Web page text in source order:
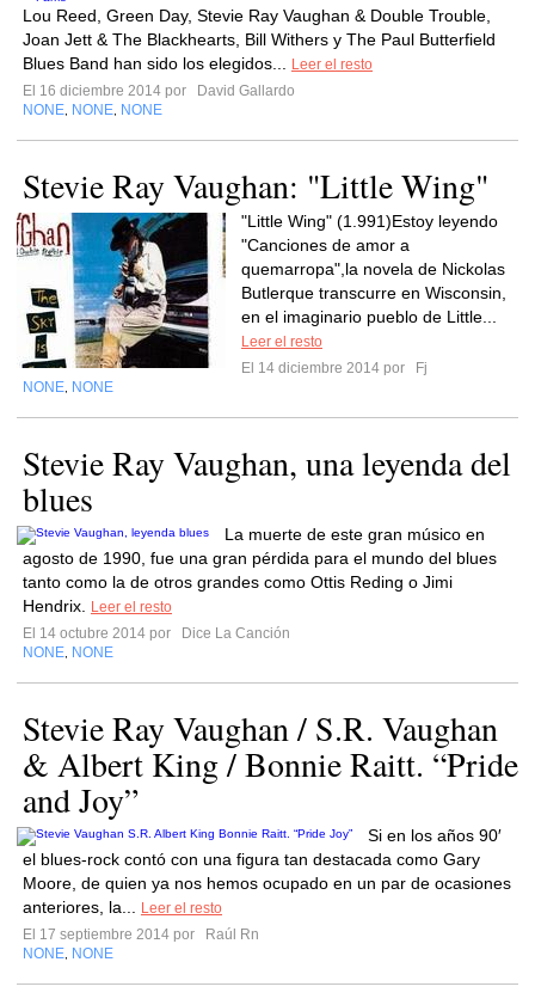
Lou Reed, Green Day, Stevie Ray Vaughan & Double Trouble,
Joan Jett & The Blackhearts, Bill Withers y The Paul Butterfield
Blues Band han sido los elegidos...
Leer el resto
El 16 diciembre 2014 por
David Gallardo
NONE NONE NONE
Stevie Ray Vaughan: "Little Wing"
"Little Wing" (1.991)Estoy leyendo
"Canciones de amor a
quemarropa",la novela de Nickolas
Butlerque transcurre en Wisconsin,
en el imaginario pueblo de Little...
Leer el resto
El 14 diciembre 2014 por
Fj
NONE NONE
Stevie Ray Vaughan, una leyenda del
blues
La muerte de este gran músico en
agosto de 1990, fue una gran pérdida para el mundo del blues
tanto como la de otros grandes como Ottis Reding o Jimi
Hendrix.
Leer el resto
El 14 octubre 2014 por
Dice La Canción
NONE NONE
Stevie Ray Vaughan / S.R. Vaughan
& Albert King / Bonnie Raitt. “Pride
and Joy”
Si en los años 90′
el blues-rock contó con una figura tan destacada como Gary
Moore, de quien ya nos hemos ocupado en un par de ocasiones
anteriores, la...
Leer el resto
El 17 septiembre 2014 por
Raúl Rn
NONE NONE